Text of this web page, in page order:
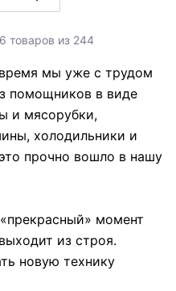
ID поста блога для
3793
В корзину
Тарелка
Артикул—D315
Реквизиты—Товары
/ Товар /
Ставки налогов—22
ID поста блога для
комментариев—
товаров из 244
мы уже с трудом
помощников в виде
и мясорубки,
холодильники и
прочно вошло в нашу
момент
из строя.
новую технику